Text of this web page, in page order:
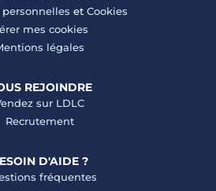
et Cookies
mes cookies
légales
REJOINDRE
sur LDLC
Recrutement
D'AIDE ?
fréquentes